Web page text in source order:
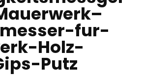
fur-
Holz-
Putz